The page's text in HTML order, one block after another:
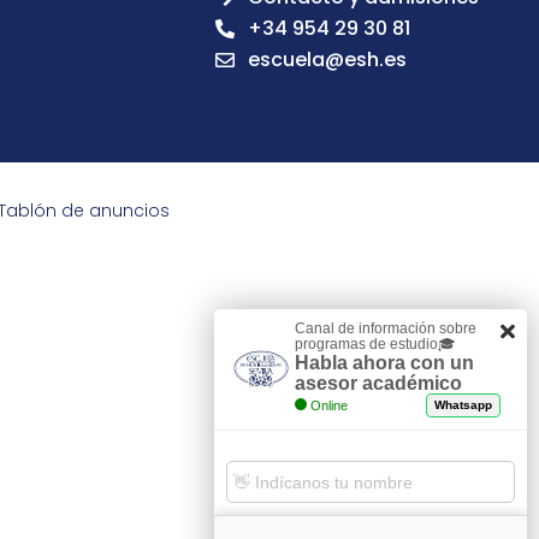
+34 954 29 30 81
escuela@esh.es
de anuncios
Canal de información sobre
programas de estudio🎓
Habla ahora con un
asesor académico
Online Whatsapp